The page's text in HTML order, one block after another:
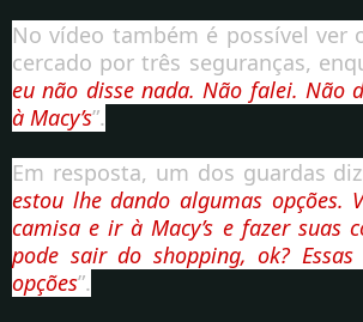
No vídeo também é possível ver
cercado por três seguranças,
eu não disse nada. Não falei. Não
à Macy’s”.
Em resposta, um dos guardas
estou lhe dando algumas opções.
camisa e ir à Macy’s e fazer suas
pode sair do shopping, ok?
opções”.